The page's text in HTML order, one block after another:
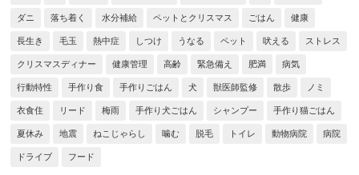
ダニ 落ち着く 水分補給 ペットとクリスマス ごはん 健康
長生き 毛玉 熱中症 しつけ うなる ペット 吠える ストレス
クリスマスディナー 健康管理 高齢 緊急備え 肥満 病気
行動特性 手作り食 手作りごはん 犬 獣医師監修 散歩 ノミ
衣食住 リード 梅雨 手作り犬ごはん シャンプー 手作り猫ごはん
夏休み 地震 ねこじゃらし 噛む 脱毛 トイレ 動物病院 病院
ドライブ フード